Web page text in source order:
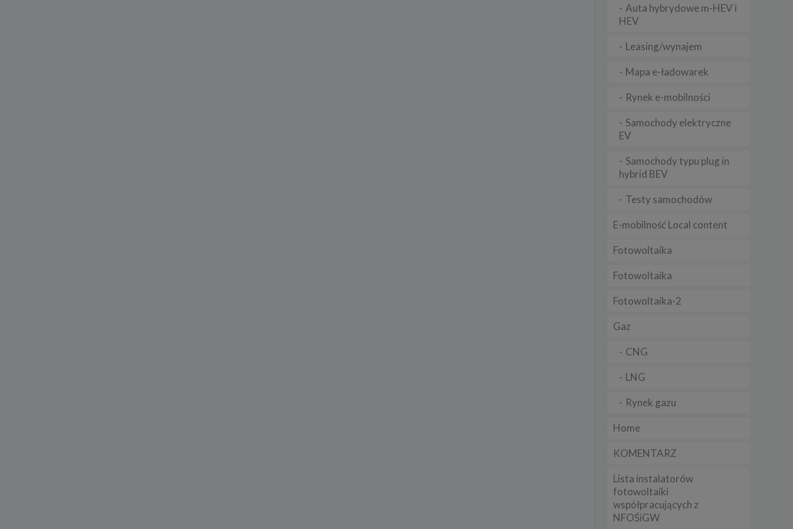
Auta hybrydowe m-HEV i
HEV
Leasing/wynajem
Mapa e-ładowarek
Rynek e-mobilności
Samochody elektryczne
EV
Samochody typu plug in
hybrid BEV
Testy samochodów
E-mobilność Local content
Fotowoltaika
Fotowoltaika
Fotowoltaika-2
Gaz
CNG
LNG
Rynek gazu
Home
KOMENTARZ
Lista instalatorów
fotowoltaiki
współpracujących z
NFOŚiGW